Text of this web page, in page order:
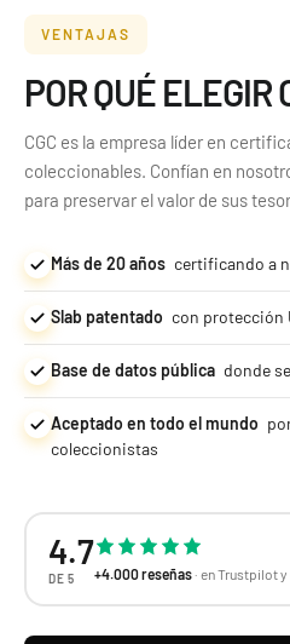
VENTAJAS
POR QUÉ ELEGIR
CGC es la empresa líder en
coleccionables. Confían en
para preservar el valor de sus
Más de 20 años certificando a
Slab patentado con protección
Base de datos pública donde
Aceptado en todo el mundo
coleccionistas
4.7
DE 5 +4.000 reseñas· en Trustpilot